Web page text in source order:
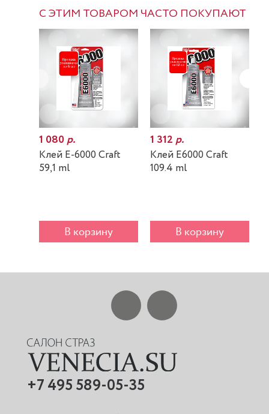
С ЭТИМ ТОВАРОМ ЧАСТО ПОКУПАЮТ
1 080р.
Клей E-6000 Craft
59,1 ml
В корзину
1 312р.
Клей E6000 Craft
109.4 ml
В корзину
+7 495 589-05-35